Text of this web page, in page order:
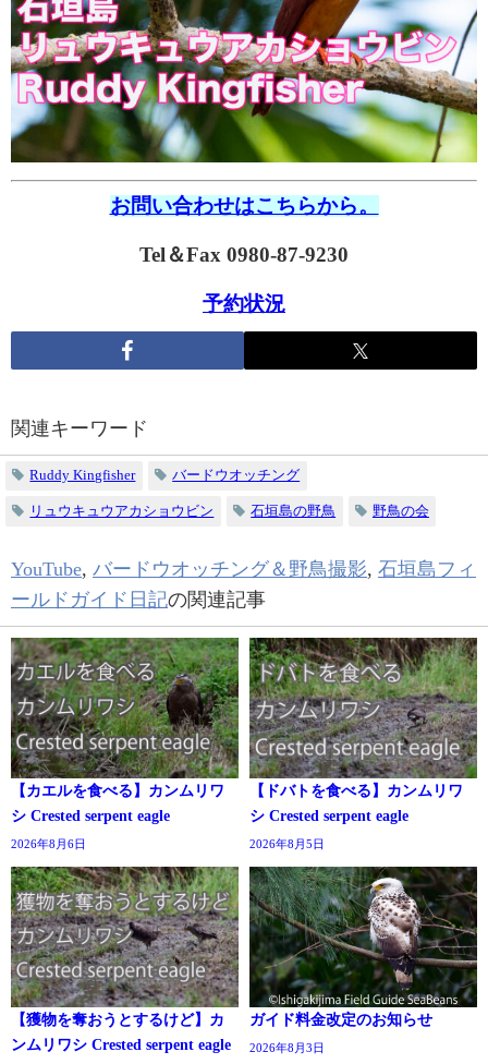
お問い合わせはこちらから。
Tel＆Fax 0980-87-9230
予約状況
関連キーワード
Ruddy Kingfisher バードウオッチング
リュウキュウアカショウビン 石垣島の野鳥 野鳥の会
YouTube, バードウオッチング＆野鳥撮影, 石垣島フィ
ールドガイド日記の関連記事
【カエルを食べる】カンムリワ
シ Crested serpent eagle
2026年8月6日
【ドバトを食べる】カンムリワ
シ Crested serpent eagle
2026年8月5日
【獲物を奪おうとするけど】カ
ンムリワシ Crested serpent eagle
ガイド料金改定のお知らせ
2026年8月3日